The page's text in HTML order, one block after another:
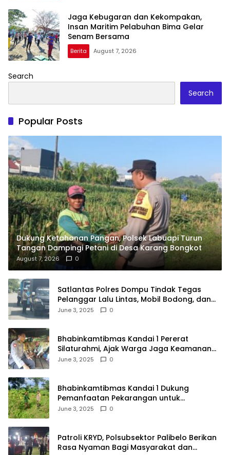
Jaga Kebugaran dan Kekompakan,
Insan Maritim Pelabuhan Bima Gelar
Senam Bersama
Berita August 7, 2026
Search
Search
Popular Posts
Dukung Ketahanan Pangan, Polsek Labuapi Turun
Tangan Dampingi Petani di Desa Karang Bongkot
August 7, 2026 0
Satlantas Polres Dompu Tindak Tegas
Pelanggar Lalu Lintas, Mobil Bodong, dan
Kendaraan Tak Bayar Pajak
June 3, 2025 0
Bhabinkamtibmas Kandai 1 Pererat
Silaturahmi, Ajak Warga Jaga Keamanan
Lingkungan
June 3, 2025 0
Bhabinkamtibmas Kandai 1 Dukung
Pemanfaatan Pekarangan untuk
Ketahanan Pangan Menuju Indonesia Emas
June 3, 2025 0
Patroli KRYD, Polsubsektor Palibelo Berikan
Rasa Nyaman Bagi Masyarakat dan